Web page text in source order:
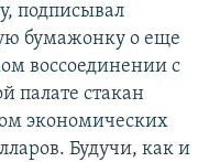
подписывал
бумажонку о еще
воссоединении с
палате стакан
экономических
Будучи, как и